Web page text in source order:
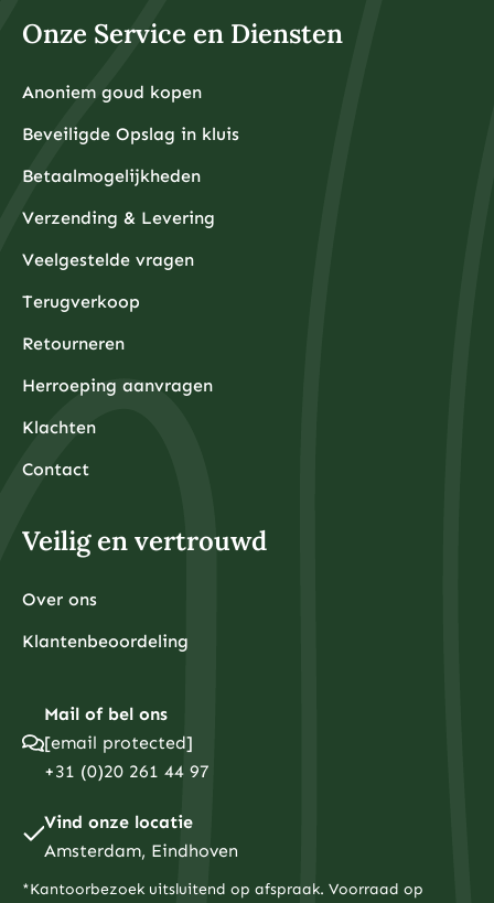
Onze Service en Diensten
Anoniem goud kopen
Beveiligde Opslag in kluis
Betaalmogelijkheden
Verzending & Levering
Veelgestelde vragen
Terugverkoop
Retourneren
Herroeping aanvragen
Klachten
Contact
Veilig en vertrouwd
Over ons
Klantenbeoordeling
Mail of bel ons
[email protected]
+31 (0)20 261 44 97
Vind onze locatie
Amsterdam, Eindhoven
*Kantoorbezoek uitsluitend op afspraak. Voorraad op